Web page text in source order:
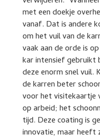
met een doekje
vanaf. Dat is andere
om het vuil van de
vaak aan de orde is
kar intensief gebruikt
deze enorm snel vuil.
de karren beter
voor het visitekaartje
op arbeid; het
tijd. Deze coating is
innovatie, maar heeft